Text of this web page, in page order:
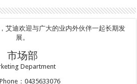
艾迪欢迎与广大的业内外伙伴一起长期发
展。
市场部
Department
：0435633076